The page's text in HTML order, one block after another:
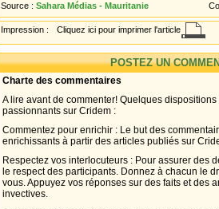
Source : Sahara Médias - Mauritanie
Impression : Cliquez ici pour imprimer l'article
POSTEZ UN
Charte des commentaires
A lire avant de commenter! Quelques
passionnants sur Cridem :
Commentez pour enrichir : Le but des
enrichissants à partir des articles publiés sur
Respectez vos interlocuteurs : Pour assurer des
le respect des participants. Donnez à chacun le
vous. Appuyez vos réponses sur des faits et des
invectives.